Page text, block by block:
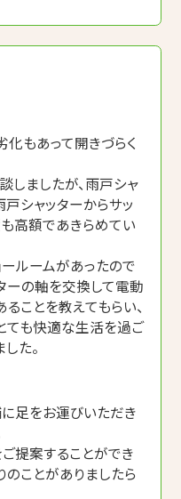
もあって開きづらく
ましたが、雨戸シャ
シャッターからサッ
高額であきらめてい
ルームがあったので
ーの軸を交換して電動
ことを教えてもらい、
ても快適な生活を過ご
た。
足をお運びいただき
提案することができ
のことがありましたら